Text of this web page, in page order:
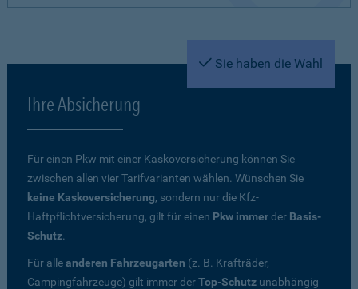
Sie haben die Wahl
Ihre Absicherung
Für einen Pkw mit einer Kaskoversicherung können Sie
zwischen allen vier Tarifvarianten wählen. Wünschen Sie
keine Kaskoversicherung, sondern nur die Kfz-
Haftpflichtversicherung, gilt für einen Pkw immerder Basis-
Schutz.
Für alleanderen Fahrzeugarten (z. B. Krafträder,
Campingfahrzeuge) gilt immer derTop-Schutz unabhängig